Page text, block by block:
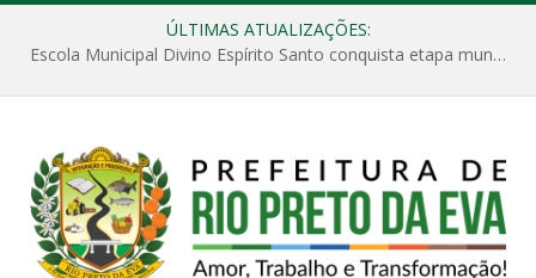
ÚLTIMAS ATUALIZAÇÕES:
Escola Municipal Divino Espírito Santo conquista etapa municipal da V Feira Amazonense de Matemática